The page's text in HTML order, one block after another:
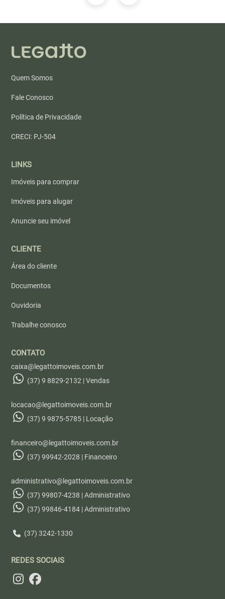
Quem Somos
Fale Conosco
Política de Privacidade
CRECI: PJ-504
LINKS
Imóveis para comprar
Imóveis para alugar
Anuncie seu imóvel
CLIENTE
Área do cliente
Documentos
Ouvidoria
Trabalhe conosco
CONTATO
caixa@legattoimoveis.com.br
(37) 9 8829-2132 | Vendas
locacao@legattoimoveis.com.br
(37) 9 9875-5785 | Locação
financeiro@legattoimoveis.com.br
(37) 99942-2028 | Financeiro
administrativo@legattoimoveis.com.br
(37) 99807-4238 | Administrativo
(37) 99846-4184 | Administrativo
(37) 3242-1330
REDES SOCIAIS